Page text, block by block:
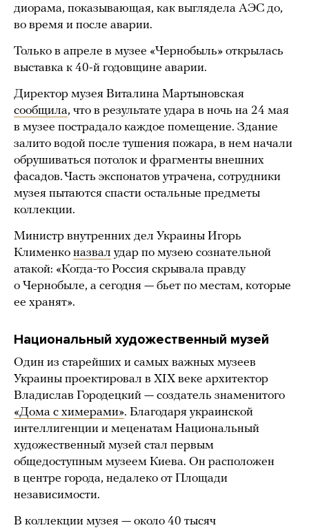
диорама, показывающая, как выглядела АЭС до,
во время и после аварии.
Только в апреле в музее «Чернобыль» открылась
выставка к 40-й годовщине аварии.
Директор музея Виталина Мартыновская
сообщила, что в результате удара в ночь на 24 мая
в музее пострадало каждое помещение. Здание
залито водой после тушения пожара, в нем начали
обрушиваться потолок и фрагменты внешних
фасадов. Часть экспонатов утрачена, сотрудники
музея пытаются спасти остальные предметы
коллекции.
Министр внутренних дел Украины Игорь
Клименко назвал удар по музею сознательной
атакой: «Когда-то Россия скрывала правду
о Чернобыле, а сегодня — бьет по местам, которые
ее хранят».
Национальный художественный музей
Один из старейших и самых важных музеев
Украины проектировал в XIX веке архитектор
Владислав Городецкий — создатель знаменитого
«Дома с химерами». Благодаря украинской
интеллигенции и меценатам Национальный
художественный музей стал первым
общедоступным музеем Киева. Он расположен
в центре города, недалеко от Площади
независимости.
В коллекции музея — около 40 тысяч